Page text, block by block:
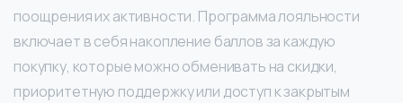
поощрения их активности. Программа лояльности
включает в себя накопление баллов за каждую
покупку, которые можно обменивать на скидки,
приоритетную поддержку или доступ к закрытым